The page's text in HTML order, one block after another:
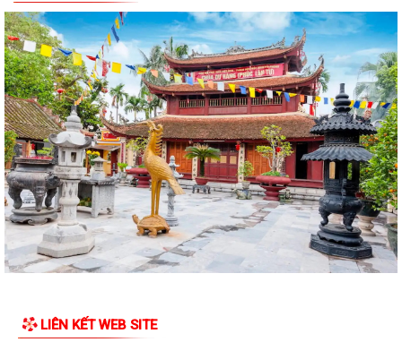
QUYẾT ĐỊNH Về việc công bố thủ tục hành chính nội bộ mới ban hành
thuộc phạm vi chức năng quản lý...
CÔNG VĂN thực hiện TTHC trên hệ thống TTQGTTHC tập trung của Bộ
Tư pháp
Công khai niêm yết nội dung TTHC mới ban hành, được sửa đổi, bổ
sung lĩnh vực phát thanh truyền...
Hội trại hè xanh truyền thống thiếu niên, nhi đồng thôn Chí Minh
CẢNH BÁO: Giả mạo giấy mời cung cấp hồ sơ đất đai để lừa đảo người
dân
LIÊN KẾT WEB SITE